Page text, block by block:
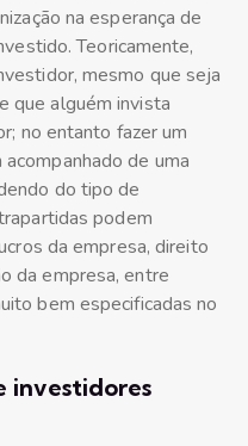
na esperança de
Teoricamente,
mesmo que seja
que alguém invista
no entanto fazer um
de uma
do tipo de
podem
da empresa, direito
da empresa, entre
bem especificadas no
investidores